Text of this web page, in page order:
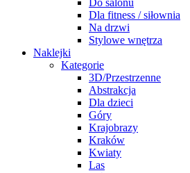
Do salonu
Dla fitness / siłownia
Na drzwi
Stylowe wnętrza
Naklejki
Kategorie
3D/Przestrzenne
Abstrakcja
Dla dzieci
Góry
Krajobrazy
Kraków
Kwiaty
Las